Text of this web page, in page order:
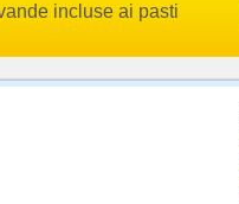
incluse ai pasti